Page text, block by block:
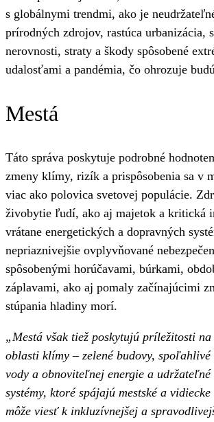
s globálnymi trendmi, ako je
prírodných zdrojov, rastúca urbanizácia,
nerovnosti, straty a škody spôsobené
udalosťami a pandémia, čo ohrozuje
Mestá
Táto správa poskytuje podrobné
zmeny klímy, rizík a prispôsobenia sa v
viac ako polovica svetovej populácie.
živobytie ľudí, ako aj majetok a kritická
vrátane energetických a dopravných
nepriaznivejšie ovplyvňované
spôsobenými horúčavami, búrkami,
záplavami, ako aj pomaly začínajúcimi
stúpania hladiny morí.
„Mestá však tiež poskytujú príležitosti
oblasti klímy – zelené budovy,
vody a obnoviteľnej energie a udržateľné
systémy, ktoré spájajú mestské a
môže viesť k inkluzívnejšej a